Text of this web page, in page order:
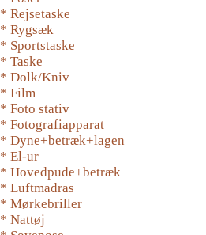
* Rejsetaske
* Rygsæk
* Sportstaske
* Taske
* Dolk/Kniv
* Film
* Foto stativ
* Fotografiapparat
* Dyne+betræk+lagen
* El-ur
* Hovedpude+betræk
* Luftmadras
* Mørkebriller
* Nattøj